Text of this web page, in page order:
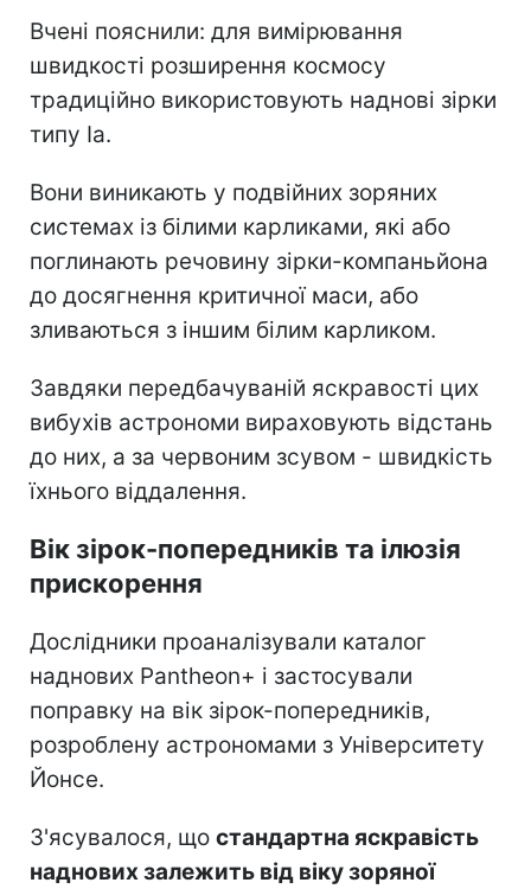
Вчені пояснили: для вимірювання
швидкості розширення космосу
традиційно використовують наднові зірки
типу Ia.
Вони виникають у подвійних зоряних
системах із білими карликами, які або
поглинають речовину зірки-компаньйона
до досягнення критичної маси, або
зливаються з іншим білим карликом.
Завдяки передбачуваній яскравості цих
вибухів астрономи вираховують відстань
до них, а за червоним зсувом - швидкість
їхнього віддалення.
Вік зірок-попередників та ілюзія
прискорення
Дослідники проаналізували каталог
наднових Pantheon+ і застосували
поправку на вік зірок-попередників,
розроблену астрономами з Університету
Йонсе.
З'ясувалося, що стандартна яскравість
наднових залежить від віку зоряної